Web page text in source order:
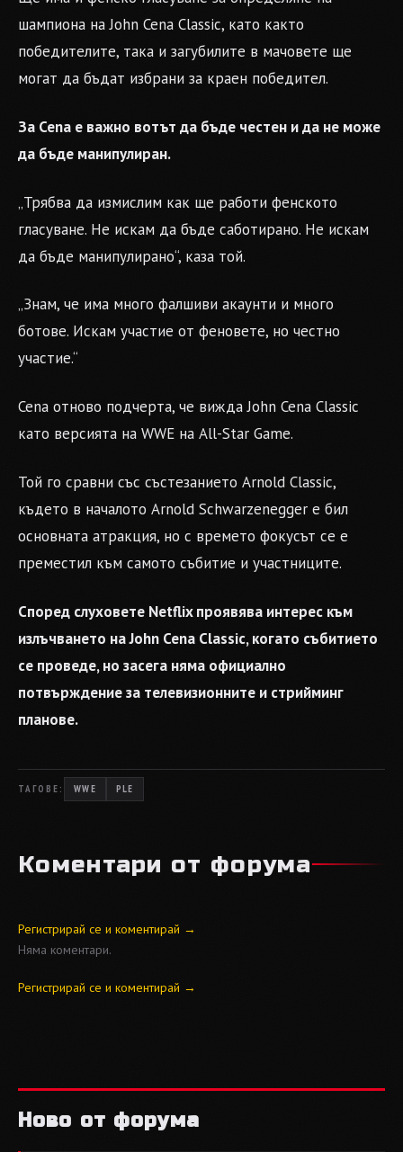
шампиона на John Cena Classic, като както
победителите, така и загубилите в мачовете ще
могат да бъдат избрани за краен победител.
За Cena е важно вотът да бъде честен и да не може
да бъде манипулиран.
„Трябва да измислим как ще работи фенското
гласуване. Не искам да бъде саботирано. Не искам
да бъде манипулирано“, каза той.
„Знам, че има много фалшиви акаунти и много
ботове. Искам участие от феновете, но честно
участие.“
Cena отново подчерта, че вижда John Cena Classic
като версията на WWE на All-Star Game.
Той го сравни със състезанието Arnold Classic,
където в началото Arnold Schwarzenegger е бил
основната атракция, но с времето фокусът се е
преместил към самото събитие и участниците.
Според слуховете Netflix проявява интерес към
излъчването на John Cena Classic, когато събитието
се проведе, но засега няма официално
потвърждение за телевизионните и стрийминг
планове.
ТАГОВЕ: WWE PLE
Коментари от форума
Регистрирай се и коментирай →
Няма коментари.
Регистрирай се и коментирай →
Ново от форума